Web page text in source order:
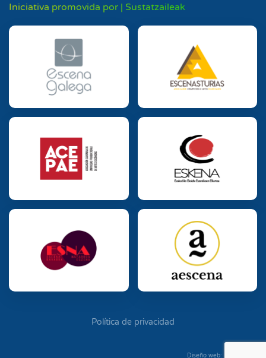
Iniciativa promovida por | Sustatzaileak
Política de privacidad
Diseño web: Diego Seixo